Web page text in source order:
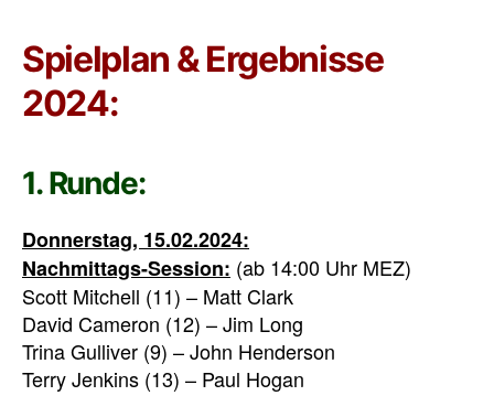
Spielplan & Ergebnisse
2024:
1. Runde:
Donnerstag, 15.02.2024:
Nachmittags-Session: (ab 14:00 Uhr MEZ)
Scott Mitchell (11) – Matt Clark
David Cameron (12) – Jim Long
Trina Gulliver (9) – John Henderson
Terry Jenkins (13) – Paul Hogan